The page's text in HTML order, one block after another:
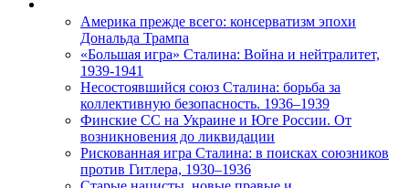
Америка прежде всего: консерватизм эпохи
Дональда Трампа
«Большая игра» Сталина: Война и нейтралитет,
1939-1941
Несостоявшийся союз Сталина: борьба за
коллективную безопасность. 1936–1939
Финские СС на Украине и Юге России. От
возникновения до ликвидации
Рискованная игра Сталина: в поисках союзников
против Гитлера, 1930–1936